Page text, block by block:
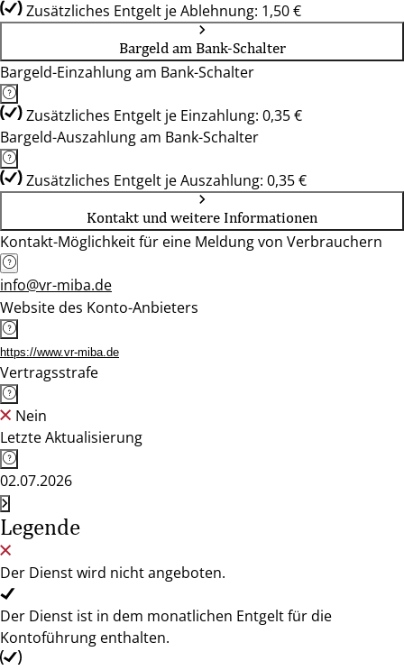
Zusätzliches Entgelt je Ablehnung: 1,50 €
Bargeld am Bank-Schalter
Bargeld-Einzahlung am Bank-Schalter
Zusätzliches Entgelt je Einzahlung: 0,35 €
Bargeld-Auszahlung am Bank-Schalter
Zusätzliches Entgelt je Auszahlung: 0,35 €
Kontakt und weitere Informationen
Kontakt-Möglichkeit für eine Meldung von Verbrauchern
info@vr-miba.de
Website des Konto-Anbieters
https://www.vr-miba.de
Vertragsstrafe
Nein
Letzte Aktualisierung
02.07.2026
Legende
Der Dienst wird nicht angeboten.
Der Dienst ist in dem monatlichen Entgelt für die
Kontoführung enthalten.